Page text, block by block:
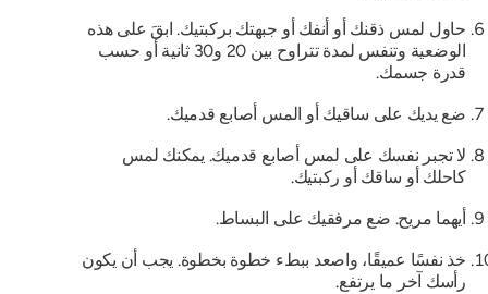
حاول لمس ذقنك أو أنفك أو جبهتك بركبتيك. ابقَ على هذه
الوضعية وتنفس لمدة تتراوح بين 20 و30 ثانية أو حسب
قدرة جسمك.
ضع يديك على ساقيك أو المس أصابع قدميك.
لا تجبر نفسك على لمس أصابع قدميك. يمكنك لمس
كاحلك أو ساقك أو ركبتيك.
أيهما مريح. ضع مرفقيك على البساط.
خذ نفسًا عميقًا، واصعد ببطء خطوة بخطوة. يجب أن يكون
رأسك آخر ما يرتفع.